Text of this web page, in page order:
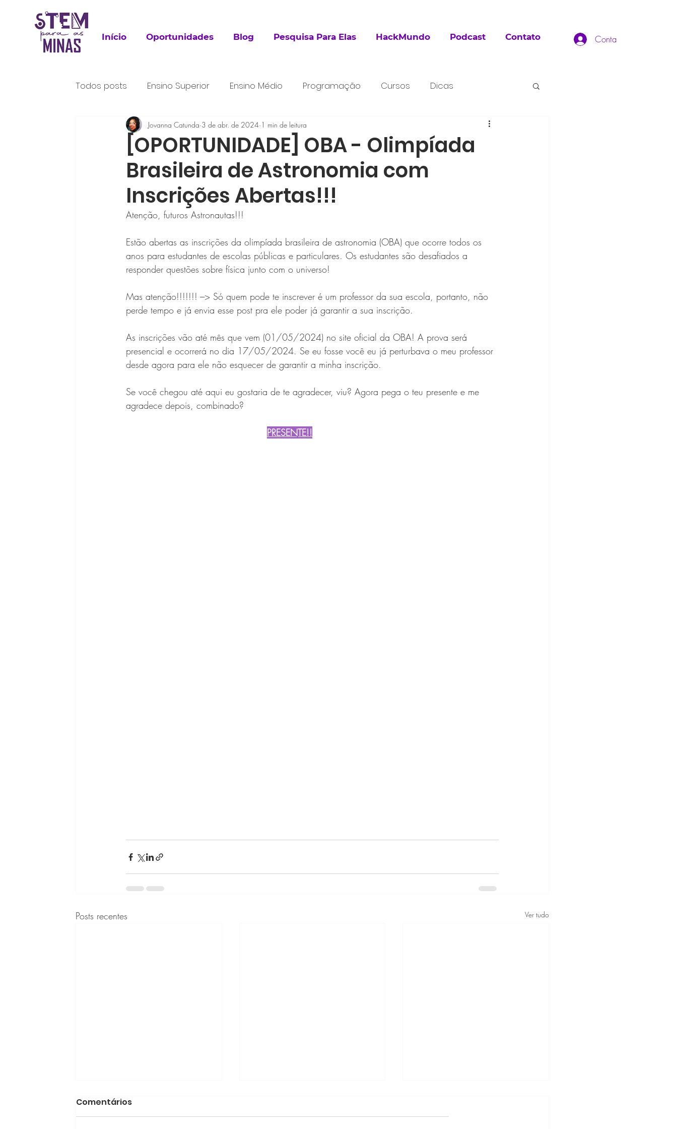
Início Oportunidades Blog Pesquisa Para Elas HackMundo Podcast Contato Conta
Todos posts Ensino Superior Ensino Médio Programação Cursos Dicas
Para Leitura Trabalho Pesquisa Extracurricular
[OPORTUNIDADE] OBA - Olimpíada
Brasileira de Astronomia com
Inscrições Abertas!!!
Jovanna Catunda 3 de abr. de 2024 1 min de leitura
Atenção, futuros Astronautas!!!
Estão abertas as inscrições da olimpíada brasileira de astronomia (OBA) que ocorre todos os
anos para estudantes de escolas públicas e particulares. Os estudantes são desafiados a
responder questões sobre física junto com o universo!
Mas atenção!!!!!!! ---> Só quem pode te inscrever é um professor da sua escola, portanto, não
perde tempo e já envia esse post pra ele poder já garantir a sua inscrição.
As inscrições vão até mês que vem (01/05/2024) no site oficial da OBA! A prova será
presencial e ocorrerá no dia 17/05/2024. Se eu fosse você eu já perturbava o meu professor
desde agora para ele não esquecer de garantir a minha inscrição.
Se você chegou até aqui eu gostaria de te agradecer, viu? Agora pega o teu presente e me
agradece depois, combinado?
PRESENTE!!
Posts recentes Ver tudo
Comentários